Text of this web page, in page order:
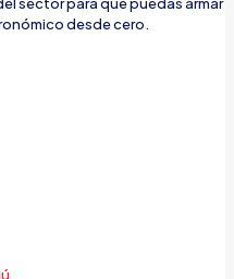
sector para que puedas armar
desde cero.